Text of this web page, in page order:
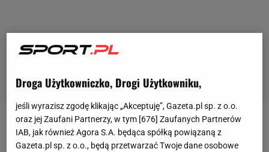
Wg dziennika17. klub Premier League w obecnym
sezonie skorzysta z prawa do szybszego ściągnięcia
Droga Użytkowniczko, Drogi Użytkowniku,
jeśli wyrazisz zgodę klikając „Akceptuję”, Gazeta.pl sp. z o.o.
oraz jej Zaufani Partnerzy, w tym [676] Zaufanych Partnerów
IAB, jak również Agora S.A. będąca spółką powiązaną z
Gazeta.pl sp. z o.o., będą przetwarzać Twoje dane osobowe